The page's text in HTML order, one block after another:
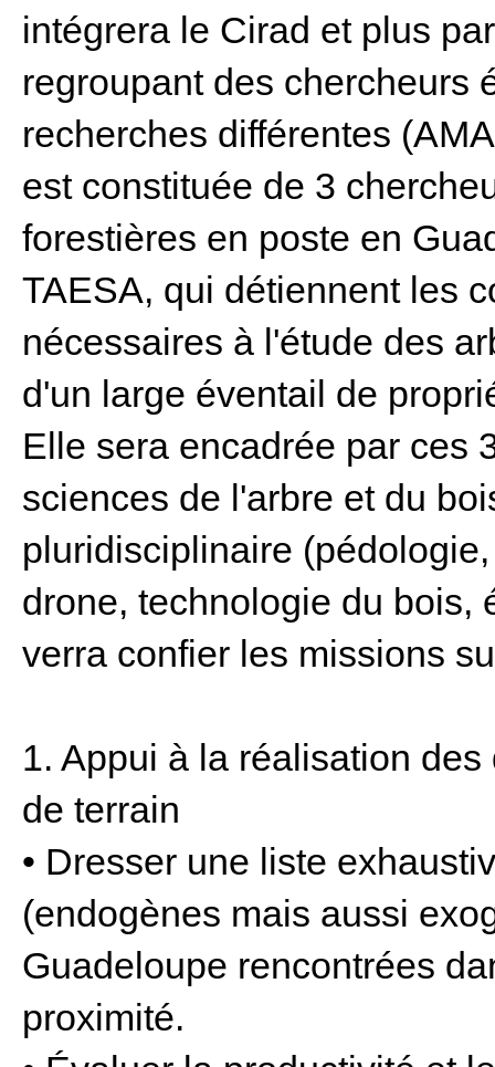
intégrera le Cirad et plus
regroupant des chercheurs
recherches différentes
est constituée de 3
forestières en poste en
TAESA, qui détiennent les
nécessaires à l'étude des
d'un large éventail de
Elle sera encadrée par ces
sciences de l'arbre et du
pluridisciplinaire
drone, technologie du bois,
verra confier les missions
1. Appui à la réalisation
de terrain
• Dresser une liste
(endogènes mais aussi
Guadeloupe rencontrées
proximité.